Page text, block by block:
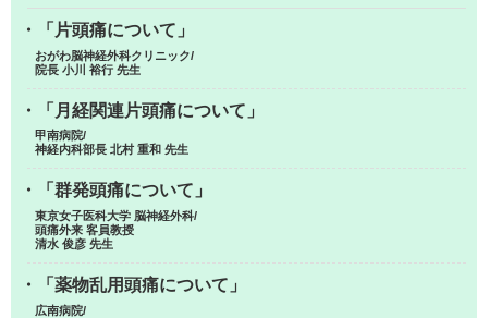
・「片頭痛について」
おがわ脳神経外科クリニック/
院長 小川 裕行 先生
・「月経関連片頭痛について」
甲南病院/
神経内科部長 北村 重和 先生
・「群発頭痛について」
東京女子医科大学 脳神経外科/
頭痛外来 客員教授
清水 俊彦 先生
・「薬物乱用頭痛について」
広南病院/